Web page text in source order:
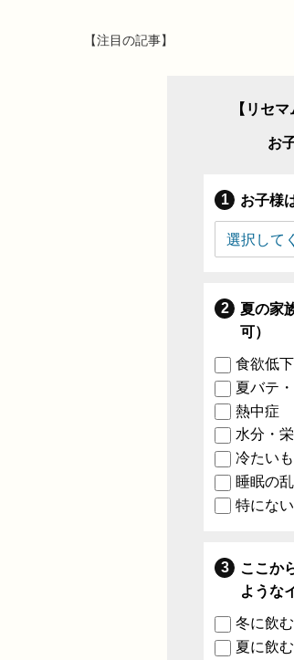
【注目の記事】
【リセ
お
お子様
夏の家
可）
食欲低
夏バテ
熱中症
水分・
冷たい
睡眠の
特にない
ここか
ような
冬に飲
夏に飲